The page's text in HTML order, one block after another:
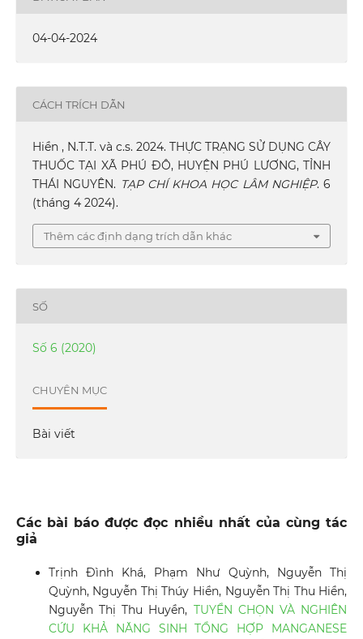
04-04-2024
CÁCH TRÍCH DẪN
Hiền , N.T.T. và c.s. 2024. THỰC TRẠNG SỬ DỤNG CÂY
THUỐC TẠI XÃ PHÚ ĐÔ, HUYỆN PHÚ LƯƠNG, TỈNH
THÁI NGUYÊN. TẠP CHÍ KHOA HỌC LÂM NGHIỆP. 6
(tháng 4 2024).
Thêm các định dạng trích dẫn khác
SỐ
Số 6 (2020)
CHUYÊN MỤC
Bài viết
Các bài báo được đọc nhiều nhất của cùng tác
giả
Trịnh Đình Khá, Phạm Như Quỳnh, Nguyễn Thị
Quỳnh, Nguyễn Thị Thúy Hiền, Nguyễn Thị Thu Hiền,
Nguyễn Thị Thu Huyền, TUYỂN CHỌN VÀ NGHIÊN
CỨU KHẢ NĂNG SINH TỔNG HỢP MANGANESE